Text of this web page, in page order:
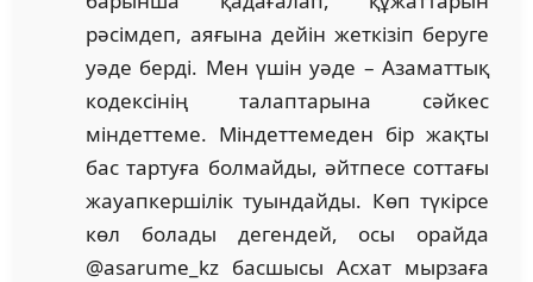
рәсімдеп, аяғына дейін жеткізіп беруге
уәде берді. Мен үшін уәде – Азаматтық
кодексінің талаптарына сәйкес
міндеттеме. Міндеттемеден бір жақты
бас тартуға болмайды, әйтпесе соттағы
жауапкершілік туындайды. Көп түкірсе
көл болады дегендей, осы орайда
@asarume_kz басшысы Асхат мырзаға